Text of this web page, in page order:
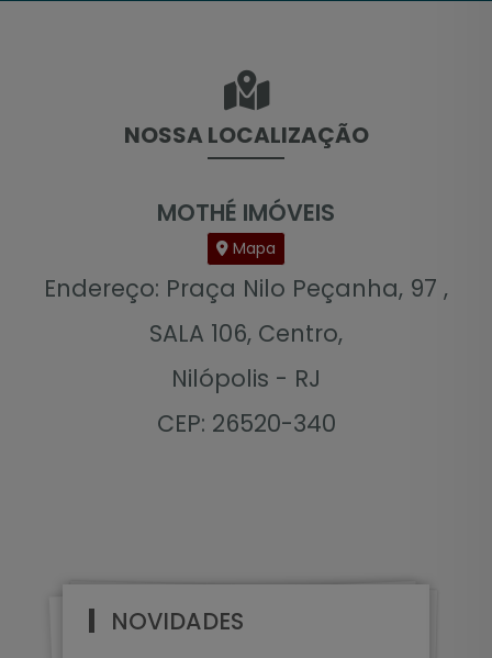
NOSSA LOCALIZAÇÃO
MOTHÉ IMÓVEIS
Mapa
Endereço: Praça Nilo Peçanha, 97 ,
SALA 106, Centro,
Nilópolis - RJ
CEP: 26520-340
NOVIDADES